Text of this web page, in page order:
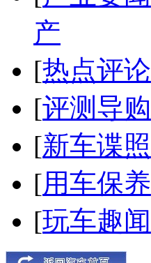
产
[热点评论
[评测导购
[新车谍照
[用车保养
[玩车趣闻